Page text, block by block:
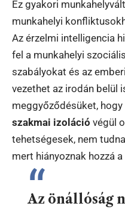
Ez gyakori
munkahelyi
Az érzelmi intelligencia
fel a munkahelyi
szabályokat és az
vezethet az irodán belül
meggyőződésüket,
szakmai izoláció végül
tehetségesek, nem
mert hiányoznak hozzá
Az önállóság